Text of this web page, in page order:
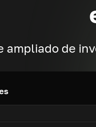
ampliado de